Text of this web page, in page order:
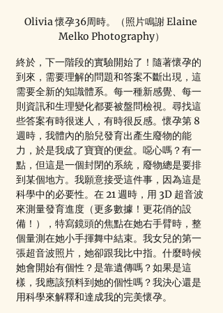
Olivia 懷孕36周時。（照片鳴謝 Elaine
Melko Photography）
終於，下一階段的實驗開始了！隨著懷孕的
到來，需要理解的問題和答案不斷出現，這
需要全新的知識體系。每一種新感覺、每一
則資訊和生理變化都要被盤問檢視。尋找這
些答案有時很迷人，有時很反感。懷孕第 8
週時，我體內的胎兒發育出產生廢物的能
力，於是我成了寶寶的便盆。噁心嗎？有一
點，但這是一個封閉的系統，廢物總是要排
到某個地方。我願意接受這件事，因為這是
科學中的必要性。在 21 週時，用 3D 超音波
來測量發育進度（更多數據！更花俏的設
備！），特寫鏡頭的焦點在她右手臂時，整
個量測在她小手揮舞中結束。我女兒的第一
張超音波照片，她卻跟我比中指。什麼時候
她會開始有個性？是靠遺傳嗎？如果是這
樣，我應該預料到她的個性嗎？我決心還是
用科學來解釋和達成我的完美懷孕。